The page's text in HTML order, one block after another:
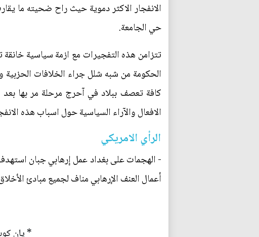
حي الجامعة.
تتزامن هذه التفجيرات مع ازمة سياسية خانقة
الحكومة من شبه شلل جراء الخلافات الحزبية
كافة تعصف ببلاد في آحرج مرحلة مر بها بعد
الافعال والآراء السياسية حول اسباب هذه
الرأي الامريكي
- الهجمات على بغداد عمل إرهابي جبان استهدف
أعمال العنف الإرهابي مناف لجميع مبادئ